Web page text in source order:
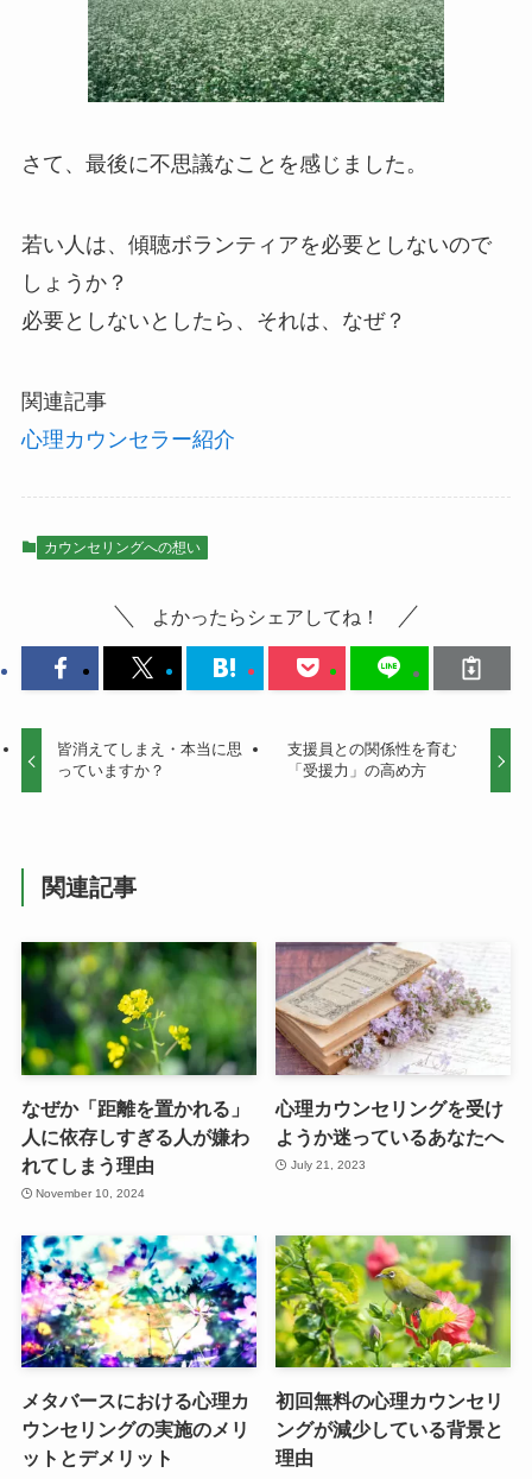
さて、最後に不思議なことを感じました。
若い人は、傾聴ボランティアを必要としないので
しょうか？
必要としないとしたら、それは、なぜ？
関連記事
心理カウンセラー紹介
カウンセリングへの想い
よかったらシェアしてね！
皆消えてしまえ・本当に思
っていますか？
支援員との関係性を育む
「受援力」の高め方
関連記事
なぜか「距離を置かれる」
人に依存しすぎる人が嫌わ
れてしまう理由
November 10, 2024
心理カウンセリングを受け
ようか迷っているあなたへ
July 21, 2023
メタバースにおける心理カ
ウンセリングの実施のメリ
ットとデメリット
初回無料の心理カウンセリ
ングが減少している背景と
理由